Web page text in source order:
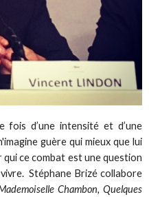
fois d’une intensité et d’une
guère qui mieux que lui
ce combat est une question
Stéphane Brizé collabore
Chambon, Quelques